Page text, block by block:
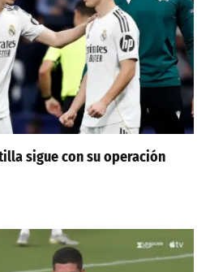
sigue con su operación